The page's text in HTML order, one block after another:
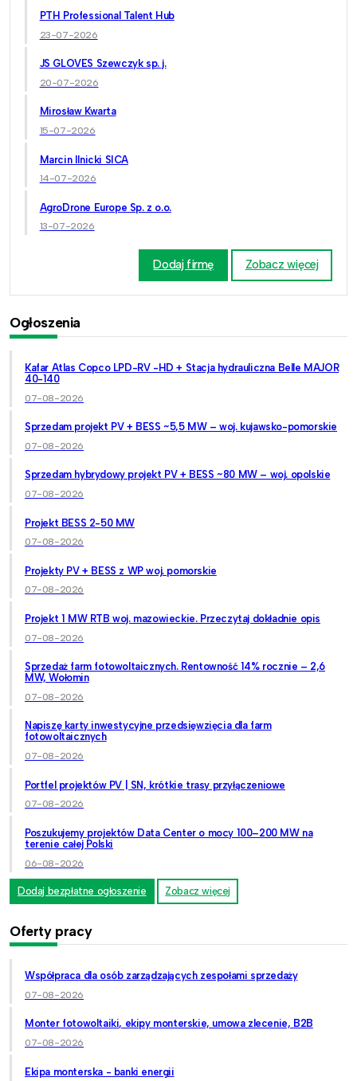
PTH Professional Talent Hub
23-07-2026
JS GLOVES Szewczyk sp. j.
20-07-2026
Mirosław Kwarta
15-07-2026
Marcin Ilnicki SICA
14-07-2026
AgroDrone Europe Sp. z o.o.
13-07-2026
Dodaj firmę Zobacz więcej
Ogłoszenia
Kafar Atlas Copco LPD-RV -HD + Stacja hydrauliczna Belle MAJOR
40-140
07-08-2026
Sprzedam projekt PV + BESS ~5,5 MW – woj. kujawsko-pomorskie
07-08-2026
Sprzedam hybrydowy projekt PV + BESS ~80 MW – woj. opolskie
07-08-2026
Projekt BESS 2-50 MW
07-08-2026
Projekty PV + BESS z WP woj. pomorskie
07-08-2026
Projekt 1 MW RTB woj. mazowieckie. Przeczytaj dokładnie opis
07-08-2026
Sprzedaż farm fotowoltaicznych. Rentowność 14% rocznie – 2,6
MW, Wołomin
07-08-2026
Napiszę karty inwestycyjne przedsięwzięcia dla farm
fotowoltaicznych
07-08-2026
Portfel projektów PV | SN, krótkie trasy przyłączeniowe
07-08-2026
Poszukujemy projektów Data Center o mocy 100–200 MW na
terenie całej Polski
06-08-2026
Dodaj bezpłatne ogłoszenie Zobacz więcej
Oferty pracy
Współpraca dla osób zarządzających zespołami sprzedaży
07-08-2026
Monter fotowoltaiki, ekipy monterskie, umowa zlecenie, B2B
07-08-2026
Ekipa monterska - banki energii